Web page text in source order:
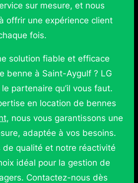
sur mesure, et nous
offrir une expérience client
fois.
solution fiable et efficace
benne à Saint-Aygulf ? LG
partenaire qu’il vous faut.
en location de bennes
, nous vous garantissons une
adaptée à vos besoins.
de qualité et notre réactivité
idéal pour la gestion de
Contactez-nous dès